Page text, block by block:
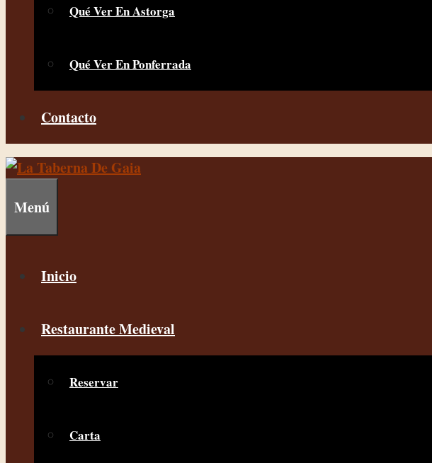
Qué Ver En Astorga
Qué Ver En Ponferrada
Contacto
Menú
Inicio
Restaurante Medieval
Reservar
Carta